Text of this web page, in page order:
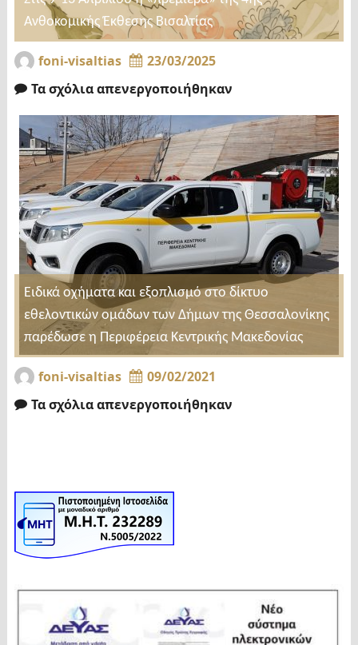
Ανθοκομικής Έκθεσης Βισαλτίας
foni-visaltias
23/03/2025
Τα σχόλια απενεργοποιήθηκαν
Ειδικά οχήματα και εξοπλισμό στο δίκτυο
εθελοντικών ομάδων των Δήμων της Θεσσαλονίκης
παρέδωσε η Περιφέρεια Κεντρικής Μακεδονίας
foni-visaltias
09/02/2021
Τα σχόλια απενεργοποιήθηκαν